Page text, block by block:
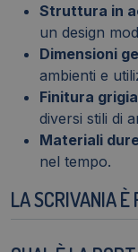
Struttura in
un design
Dimensioni
ambienti e
Finitura
diversi stili di
Materiali
nel tempo.
LA SCRIVANIA È